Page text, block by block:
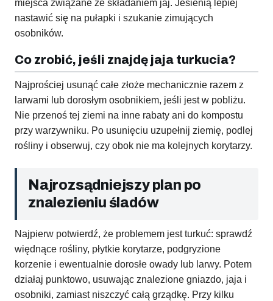
miejsca związane ze składaniem jaj. Jesienią lepiej
nastawić się na pułapki i szukanie zimujących
osobników.
Co zrobić, jeśli znajdę jaja turkucia?
Najprościej usunąć całe złoże mechanicznie razem z
larwami lub dorosłym osobnikiem, jeśli jest w pobliżu.
Nie przenoś tej ziemi na inne rabaty ani do kompostu
przy warzywniku. Po usunięciu uzupełnij ziemię, podlej
rośliny i obserwuj, czy obok nie ma kolejnych korytarzy.
Najrozsądniejszy plan po
znalezieniu śladów
Najpierw potwierdź, że problemem jest turkuć: sprawdź
więdnące rośliny, płytkie korytarze, podgryzione
korzenie i ewentualnie dorosłe owady lub larwy. Potem
działaj punktowo, usuwając znalezione gniazdo, jaja i
osobniki, zamiast niszczyć całą grządkę. Przy kilku